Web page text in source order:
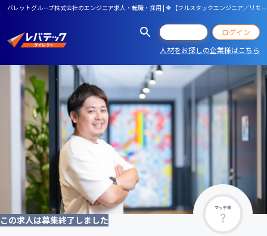
バレットグループ株式会社のエンジニア求人・転職・採用 | 🔶【フルスタックエンジニア／リ
ログイン
人材をお探しの企業様はこちら
マッチ率
この求人は募集終了しました